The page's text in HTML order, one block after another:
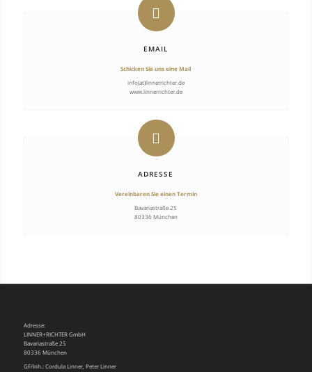
EMAIL
Schicken Sie uns eine Mail
info(at)linnerrichter.de
www.linnerrichter.de
ADRESSE
Vereinbaren Sie einen Termin
Bavariastraße 25
80336 München
Adresse:
LINNER+RICHTER GmbH
Bavariastraße 25
80336 München
GF/Inh.: Cordula Linner, Peter Linner